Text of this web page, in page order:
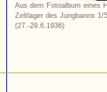
Aus dem Fotoalbum eines
Zeltlager des Jungbanns 1/
(27.-29.6.1936)